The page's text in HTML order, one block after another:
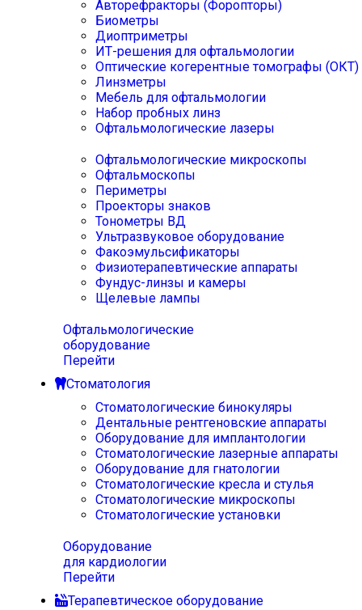
Авторефракторы (Форопторы)
Биометры
Диоптриметры
ИТ-решения для офтальмологии
Оптические когерентные томографы (ОКТ)
Линзметры
Мебель для офтальмологии
Набор пробных линз
Офтальмологические лазеры
Офтальмологические микроскопы
Офтальмоскопы
Периметры
Проекторы знаков
Тонометры ВД
Ультразвуковое оборудование
Факоэмульсификаторы
Физиотерапевтические аппараты
Фундус-линзы и камеры
Щелевые лампы
Офтальмологические
оборудование
Перейти
Стоматология
Стоматологические бинокуляры
Дентальные рентгеновские аппараты
Оборудование для имплантологии
Стоматологические лазерные аппараты
Оборудование для гнатологии
Стоматологические кресла и стулья
Стоматологические микроскопы
Стоматологические установки
Оборудование
для кардиологии
Перейти
Терапевтическое оборудование